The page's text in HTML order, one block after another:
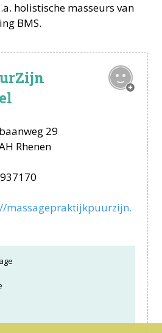
holistische masseurs van
BMS.
29
Rhenen
massagepraktijkpuurzijn.